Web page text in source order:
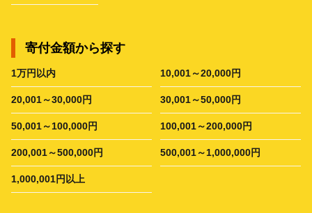
寄付金額から探す
1万円以内 10,001～20,000円
20,001～30,000円 30,001～50,000円
50,001～100,000円 100,001～200,000円
200,001～500,000円 500,001～1,000,000円
1,000,001円以上